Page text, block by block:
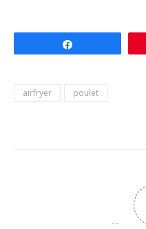
airfryer poulet